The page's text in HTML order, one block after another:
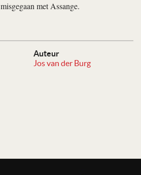
Auteur
Jos van der Burg
met Assange.